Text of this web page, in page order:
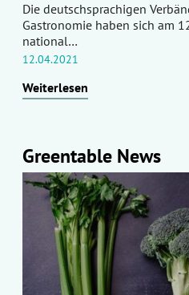
Die deutschsprachigen
Gastronomie haben sich am
national…
12.04.2021
Weiterlesen
Greentable News